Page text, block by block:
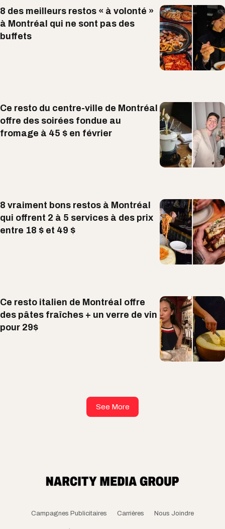
8 des meilleurs restos « à volonté »
à Montréal qui ne sont pas des
buffets
Ce resto du centre-ville de Montréal
offre des soirées fondue au
fromage à 45 $ en février
8 vraiment bons restos à Montréal
qui offrent 2 à 5 services à des prix
entre 18 $ et 49 $
Ce resto italien de Montréal offre
des pâtes fraîches + un verre de vin
pour 29$
See More
Campagnes Publicitaires Carrières Nous Joindre